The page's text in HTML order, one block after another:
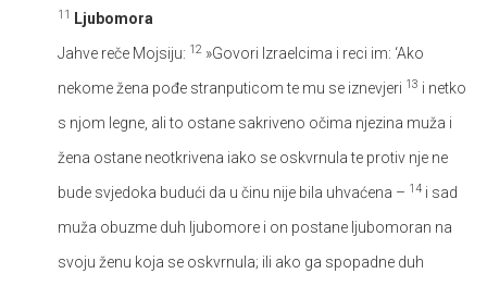
11
Ljubomora
Jahve reče Mojsiju: 12 »Govori Izraelcima i reci im: ‘Ako
nekome žena pođe stranputicom te mu se iznevjeri 13 i netko
s njom legne, ali to ostane sakriveno očima njezina muža i
žena ostane neotkrivena iako se oskvrnula te protiv nje ne
bude svjedoka budući da u činu nije bila uhvaćena – 14 i sad
muža obuzme duh ljubomore i on postane ljubomoran na
svoju ženu koja se oskvrnula; ili ako ga spopadne duh